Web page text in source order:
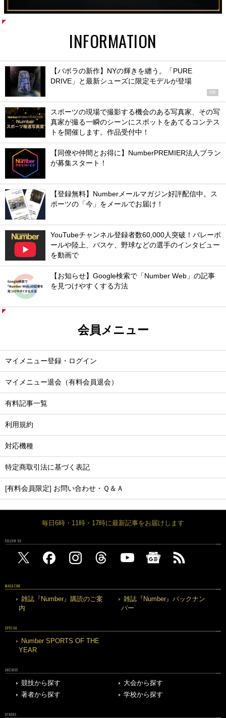
INFORMATION
【バボラの新作】NYの輝きを纏う。「PURE
DRIVE」と最新シューズに限定モデルが登場
PR
スポーツの現場で撮影する機会のある写真家、その写
真家が撮る一瞬のシーンにスポットをあてるコンテス
トを開催します。作品受付中！
【同僚や仲間とお得に】NumberPREMIER法人プラン
が募集スタート！
【登録無料】Numberメールマガジン好評配信中。ス
ポーツの「今」をメールでお届け！
YouTubeチャンネル登録者数60,000人突破！バレーボ
ールや陸上、バスケ、野球などの選手のインタビュー
を動画で
【お知らせ】Google検索で「Number Web」の記事
を見つけやすくする方法
会員メニュー
マイメニュー登録・ログイン
マイメニュー退会（有料会員退会）
有料記事一覧
利用規約
対応機種
特定商取引法に基づく表記
[有料会員限定] お問い合わせ・Ｑ＆Ａ
毎日6時・11時・17時に最新記事をお届けします
FOLLOW US
MAGAZINE
雑誌『Number』購読のご案
内
雑誌『Number』バックナン
バー
SPECIAL
Number SPORTS OF THE
YEAR
ARCHIVE
競技から探す
大会から探す
著者から探す
学校から探す
OTHERS